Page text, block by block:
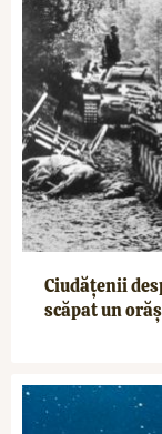
Ciudățenii
scăpat un